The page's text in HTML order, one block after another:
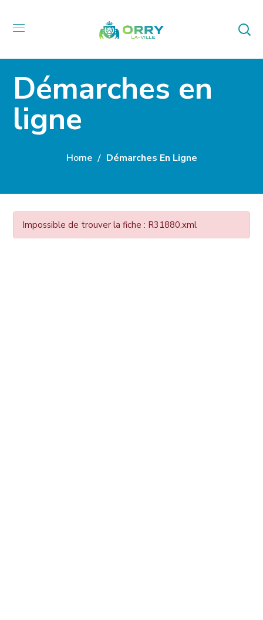
Démarches en
ligne
Home Démarches En Ligne
Impossible de trouver la fiche : R31880.xml